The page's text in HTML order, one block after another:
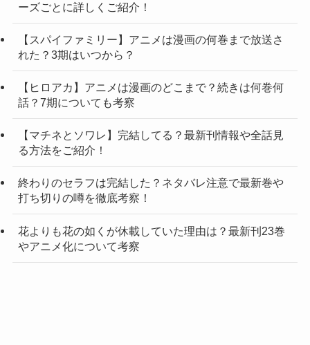
ーズごとに詳しくご紹介！
【スパイファミリー】アニメは漫画の何巻まで放送さ
れた？3期はいつから？
【ヒロアカ】アニメは漫画のどこまで？続きは何巻何
話？7期についても考察
【マチネとソワレ】完結してる？最新刊情報や全話見
る方法をご紹介！
終わりのセラフは完結した？ネタバレ注意で最新巻や
打ち切りの噂を徹底考察！
花よりも花の如くが休載していた理由は？最新刊23巻
やアニメ化について考察